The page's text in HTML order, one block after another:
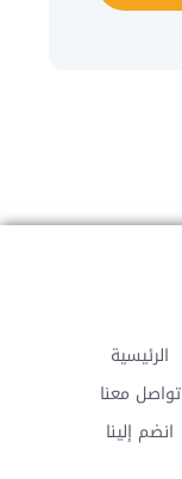
الرئيسية
تواصل معنا
انضم إلينا